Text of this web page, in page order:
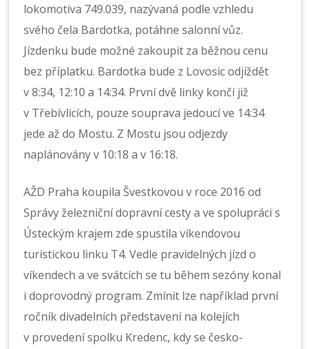
lokomotiva 749.039, nazývaná podle vzhledu
svého čela Bardotka, potáhne salonní vůz.
Jízdenku bude možné zakoupit za běžnou cenu
bez příplatku. Bardotka bude z Lovosic odjíždět
v 8:34, 12:10 a 14:34. První dvě linky končí již
v Třebívlicích, pouze souprava jedoucí ve 14:34
jede až do Mostu. Z Mostu jsou odjezdy
naplánovány v 10:18 a v 16:18.
AŽD Praha koupila Švestkovou v roce 2016 od
Správy železniční dopravní cesty a ve spolupráci s
Ústeckým krajem zde spustila víkendovou
turistickou linku T4. Vedle pravidelných jízd o
víkendech a ve svátcích se tu během sezóny konal
i doprovodný program. Zmínit lze například první
ročník divadelních představení na kolejích
v provedení spolku Kredenc, kdy se česko-